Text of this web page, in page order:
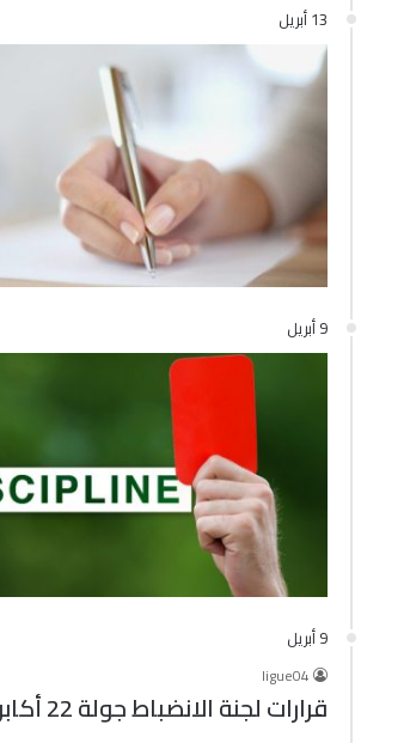
13 أبريل
9 أبريل
9 أبريل
ligue04
قرارات لجنة الانضباط جولة 22 أكابر